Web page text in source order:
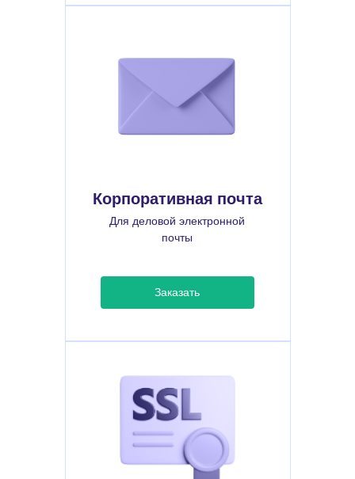
Корпоративная почта
Для деловой электронной
почты
Заказать